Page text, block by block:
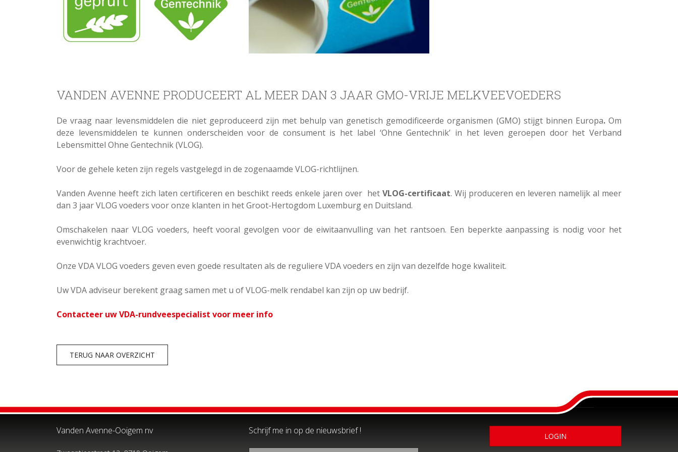
VANDEN AVENNE PRODUCEERT AL MEER DAN 3 JAAR GMO-VRIJE MELKVEEVOEDERS
De vraag naar levensmiddelen die niet geproduceerd zijn met behulp van genetisch gemodificeerde organismen (GMO) stijgt binnen Europa.Om
deze levensmiddelen te kunnen onderscheiden voor de consument is het label ‘Ohne Gentechnik’ in het leven geroepen door het Verband
Lebensmittel Ohne Gentechnik (VLOG).
Voor de gehele keten zijn regels vastgelegd in de zogenaamde VLOG-richtlijnen.
Vanden Avenne heeft zich laten certificeren en beschikt reeds enkele jaren over het VLOG-certificaat. Wij produceren en leveren namelijk al meer
dan 3 jaar VLOG voeders voor onze klanten in het Groot-Hertogdom Luxemburg en Duitsland.
Omschakelen naar VLOG voeders, heeft vooral gevolgen voor de eiwitaanvulling van het rantsoen. Een beperkte aanpassing is nodig voor het
evenwichtig krachtvoer.
Onze VDA VLOG voeders geven even goede resultaten als de reguliere VDA voeders en zijn van dezelfde hoge kwaliteit.
Uw VDA adviseur berekent graag samen met u of VLOG-melk rendabel kan zijn op uw bedrijf.
Contacteer uw VDA-rundveespecialist voor meer info
TERUG NAAR OVERZICHT
Vanden Avenne-Ooigem nv Schrijf me in op de nieuwsbrief !
LOGIN